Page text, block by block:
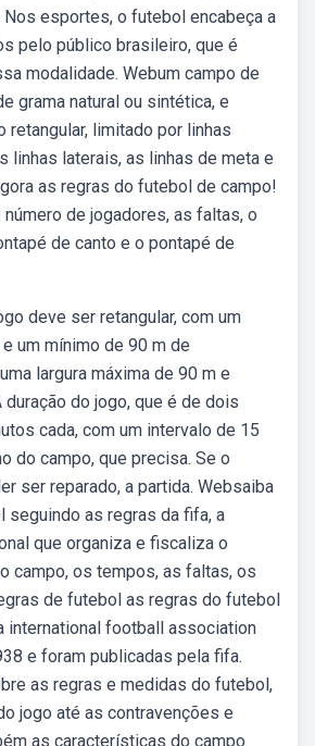
esportes, o futebol encabeça a
pelo público brasileiro, que é
modalidade. Webum campo de
grama natural ou sintética, e
retangular, limitado por linhas
linhas laterais, as linhas de meta e
as regras do futebol de campo!
número de jogadores, as faltas, o
de canto e o pontapé de
deve ser retangular, com um
um mínimo de 90 m de
largura máxima de 90 m e
duração do jogo, que é de dois
cada, com um intervalo de 15
do campo, que precisa. Se o
ser reparado, a partida. Websaiba
seguindo as regras da fifa, a
que organiza e fiscaliza o
campo, os tempos, as faltas, os
de futebol as regras do futebol
international football association
e foram publicadas pela fifa.
as regras e medidas do futebol,
jogo até as contravenções e
as características do campo